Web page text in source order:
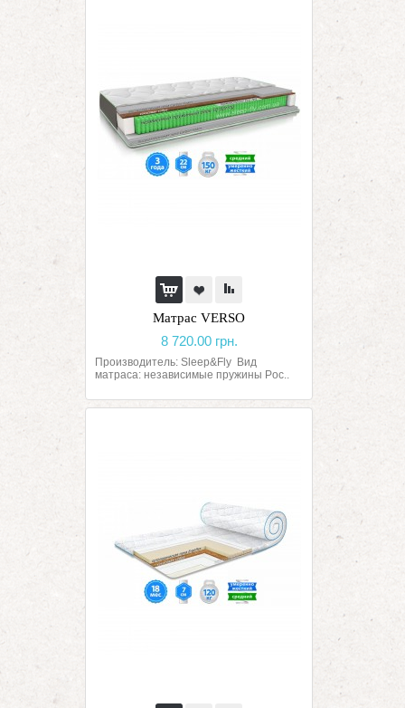
Матрас VERSO
8 720.00 грн.
Производитель: Sleep&Fly Вид
матраса: независимые пружины Poc..